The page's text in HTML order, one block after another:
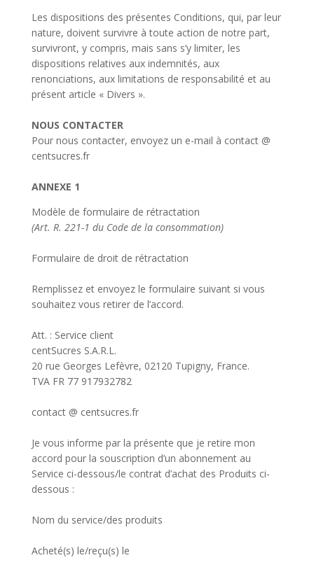
Les dispositions des présentes Conditions, qui, par leur
nature, doivent survivre à toute action de notre part,
survivront, y compris, mais sans s’y limiter, les
dispositions relatives aux indemnités, aux
renonciations, aux limitations de responsabilité et au
présent article « Divers ».
NOUS CONTACTER
Pour nous contacter, envoyez un e-mail à contact @
centsucres.fr
ANNEXE 1
Modèle de formulaire de rétractation
(Art. R. 221-1 du Code de la consommation)
Formulaire de droit de rétractation
Remplissez et envoyez le formulaire suivant si vous
souhaitez vous retirer de l’accord.
Att. : Service client
centSucres S.A.R.L.
20 rue Georges Lefèvre, 02120 Tupigny, France.
TVA FR 77 917932782
contact @ centsucres.fr
Je vous informe par la présente que je retire mon
accord pour la souscription d’un abonnement au
Service ci-dessous/le contrat d’achat des Produits ci-
dessous :
Nom du service/des produits
Acheté(s) le/reçu(s) le